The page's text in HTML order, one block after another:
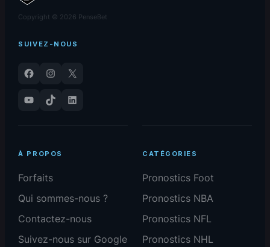
Copyright © 2026 PenseBet
SUIVEZ-NOUS
Facebook Instagram
X
YouTube
TikTok LinkedIn
À PROPOS
Forfaits
Qui sommes-nous ?
Contactez-nous
Suivez-nous sur Google
CATÉGORIES
Pronostics Foot
Pronostics NBA
Pronostics NFL
Pronostics NHL